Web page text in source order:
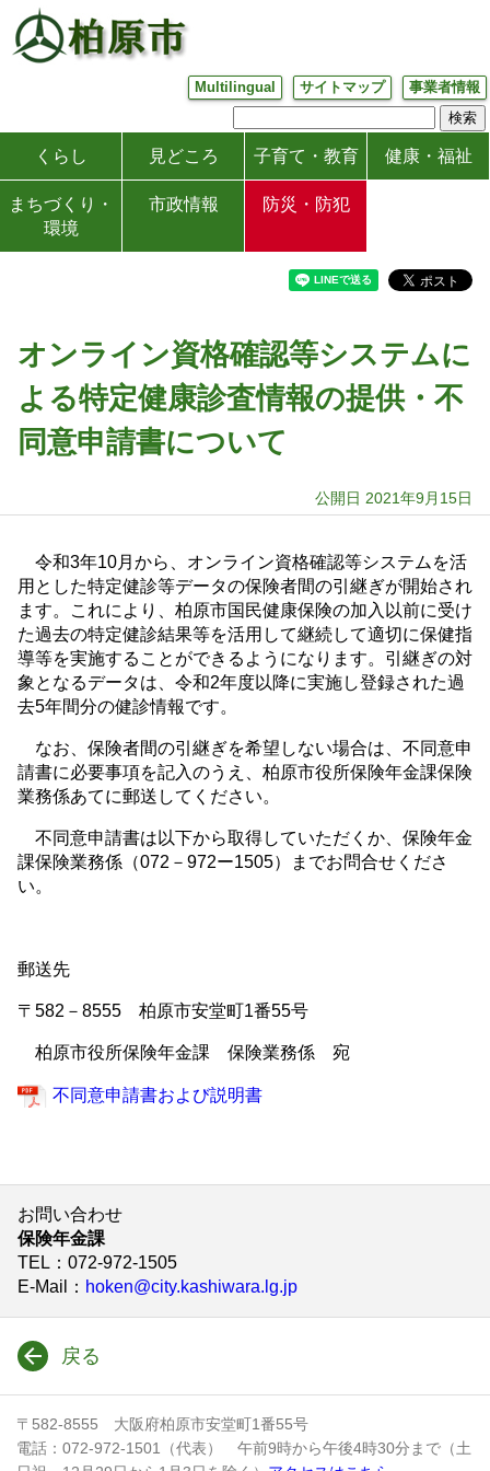
Multilingual サイトマップ 事業者情報
くらし 見どころ 子育て・教育 健康・福祉
まちづくり・
環境
市政情報 防災・防犯
オンライン資格確認等システムに
よる特定健康診査情報の提供・不
同意申請書について
公開日 2021年9月15日
令和3年10月から、オンライン資格確認等システムを活
用とした特定健診等データの保険者間の引継ぎが開始され
ます。これにより、柏原市国民健康保険の加入以前に受け
た過去の特定健診結果等を活用して継続して適切に保健指
導等を実施することができるようになります。引継ぎの対
象となるデータは、令和2年度以降に実施し登録された過
去5年間分の健診情報です。
なお、保険者間の引継ぎを希望しない場合は、不同意申
請書に必要事項を記入のうえ、柏原市役所保険年金課保険
業務係あてに郵送してください。
不同意申請書は以下から取得していただくか、保険年金
課保険業務係（072－972ー1505）までお問合せくださ
い。
郵送先
〒582－8555 柏原市安堂町1番55号
柏原市役所保険年金課 保険業務係 宛
不同意申請書および説明書
お問い合わせ
保険年金課
TEL ：072-972-1505
E-Mail
： hoken@city.kashiwara.lg.jp
戻る
〒582-8555 大阪府柏原市安堂町1番55号
電話：072-972-1501（代表） 午前9時から午後4時30分まで（土